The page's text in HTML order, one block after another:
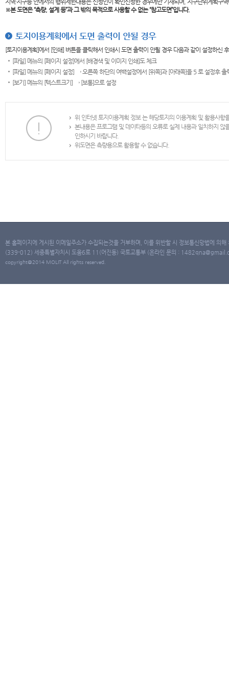
지역·지구등 안에서의 행위제한내용은 신청인이 확인신청한 경우에만 기재되며, 지구단위계획
※본 도면은“측량, 설계 등”과 그 밖의 목적으로 사용할 수 없는 “참고도면”입니다.
토지이용계획에서 도면 출력이 안될 경우
[토지이용계획]에서 [인쇄] 버튼을 클릭해서 인쇄시 도면 출력이 안될 경우 다음과 같이 설정하신
[파일] 메뉴의 [페이지 설정]에서 [배경색 및 이미지 인쇄]도 체크
[파일] 메뉴의 [페이지 설정] → 오른쪽 하단의 여백설정에서 [위쪽]과 [아래쪽]을 5 로 설정후 출
[보기] 메뉴의 [텍스트크기] → [보통]으로 설정
위 인터넷 토지이용계획 정보 는 해당토지의 이용계획 및 활용사
본내용은 프로그램 및 데이타등의 오류로 실제 내용과 일치하지
인하시기 바랍니다.
위도면은 측량용으로 활용할 수 없습니다.
본 홈페이지에 게시된 이메일주소가 수집되는것을 거부하며, 이를 위반할 시 정보통신망법에 의
(339-012) 세종특별자치시 도움6로 11(어진동) 국토교통부 (온라인 문의 :
copyright@2014 MOLIT All rights reserved.